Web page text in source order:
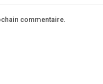
commentaire.